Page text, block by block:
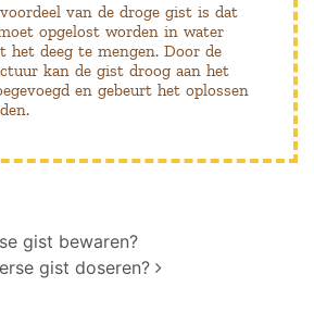
van de droge gist is dat
opgelost worden in water
het deeg te mengen. Door de
kan de gist droog aan het
en gebeurt het oplossen
gist bewaren?
gist doseren?